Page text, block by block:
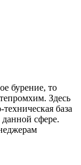
бурение, то
Здесь
база
сфере.